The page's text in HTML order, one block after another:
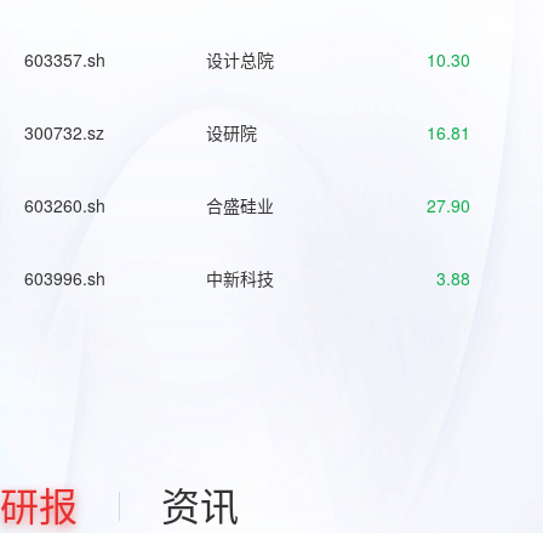
603357.sh 设计总院 10.30
300732.sz 设研院 16.81
603260.sh 合盛硅业 27.90
603996.sh 中新科技 3.88
研报 资讯